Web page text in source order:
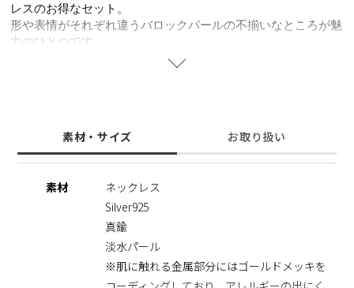
レスのお得なセット。
形や表情がそれぞれ違うバロックパールの不揃いなところが魅
力のひとつです。
身に着けるだけでオシャレな印象に。
体差がございます。
その為、全長のサイズも異なりますのでご了承の程お願いいた
お楽しみいただけます。
※パールの個数については、ネックレスの長さに合わせて調整
※パールの形状、てり、えくぼ等による返品、交換はできませ
素材・サイズ お取り扱い
素材
ネックレス
Silver925
真鍮
淡水パール
※肌に触れる金属部分にはゴールドメッキを